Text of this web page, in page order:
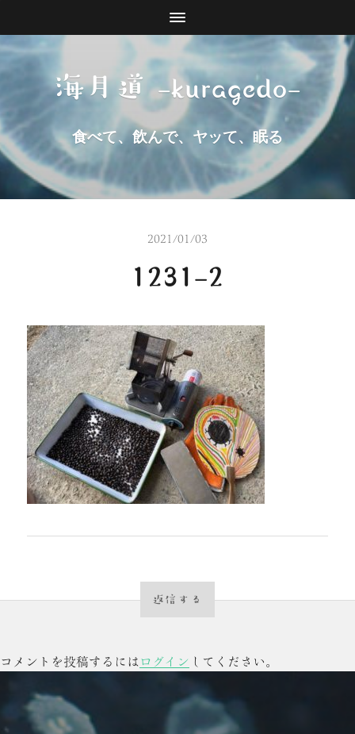
海月道 -kuragedo-
食べて、飲んで、ヤッて、眠る
2021/01/03
1231-2
返信する
コメントを投稿するには ログイン してください。